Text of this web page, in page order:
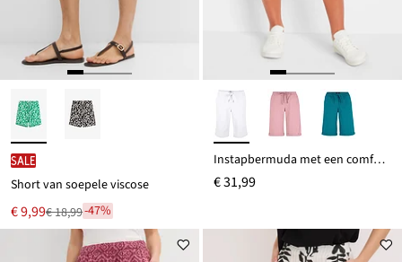
SALE
Short van soepele viscose
Nu
voor
€ 9,99
Van € 18,99-47%
Instapbermuda met een comfortabele tailleband
€ 31,99